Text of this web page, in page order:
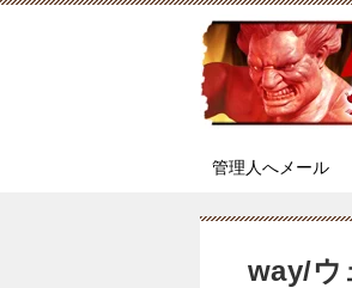
管理人へメール
way/ウ